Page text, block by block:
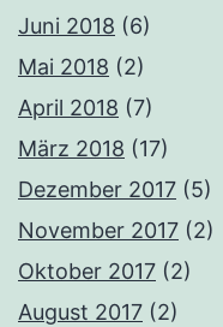
Juni 2018 (6)
Mai 2018 (2)
April 2018 (7)
März 2018 (17)
Dezember 2017 (5)
November 2017 (2)
Oktober 2017 (2)
August 2017 (2)